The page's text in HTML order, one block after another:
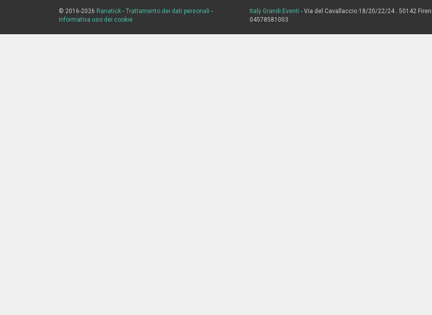
© 2016-2026 Ranatick - Trattamento dei dati personali -
Informativa uso dei cookie
Italy Grandi Eventi - Via del Cavallaccio 18/20/22/24 . 50142
04578581003